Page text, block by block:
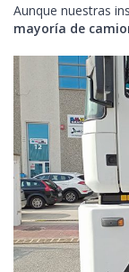
Aunque nuestras
mayoría de